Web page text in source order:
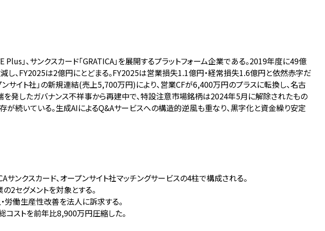
」、サンクスカード「GRATICA」を展開するプラットフォーム企業である。2019年度に49億
、FY2025は2億円にとどまる。FY2025は営業損失1.1億円・経常損失1.6億円と依然赤字だ
サイト社」の新規連結(売上5,700万円)により、営業CFが6,400万円のプラスに転換し、名古
したガバナンス不祥事から再建中で、特設注意市場銘柄は2024年5月に解除されたもの
続いている。生成AIによるQ&Aサービスへの構造的逆風も重なり、黒字化と資金繰り安定
ンクスカード、オープンサイト社マッチングサービスの4柱で構成される。
2セグメントを対象とする。
労働生産性改善を法人に訴求する。
コストを前年比8,900万円圧縮した。